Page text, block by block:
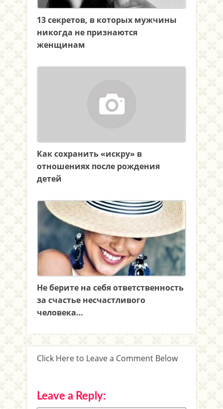
13 секретов, в которых мужчины
никогда не признаются
женщинам
Как сохранить «искру» в
отношениях после рождения
детей
Не берите на себя ответственность
за счастье несчастливого
человека…
Click Here to Leave a Comment Below
Leave a Reply: